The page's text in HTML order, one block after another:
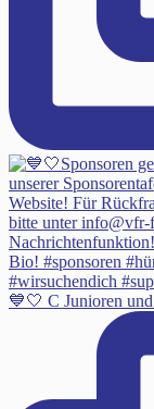
💙🤍 C Junioren